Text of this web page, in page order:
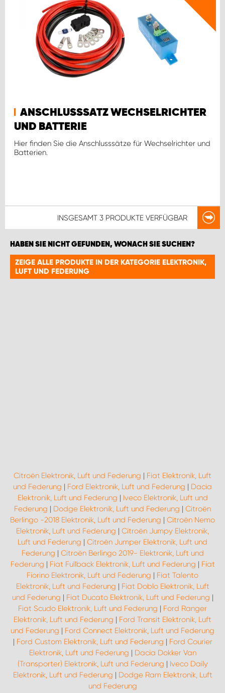
ANSCHLUSSSATZ WECHSELRICHTER
UND BATTERIE
Hier finden Sie die Anschlusssätze für Wechselrichter und
Batterien.
INSGESAMT 3 PRODUKTE VERFÜGBAR
HABEN SIE NICHT GEFUNDEN, WONACH SIE SUCHEN?
ZEIGE ALLE PRODUKTE IN DER KATEGORIE ELEKTRONIK,
LUFT UND FEDERUNG
Citroën Elektronik, Luft und Federung | Fiat Elektronik, Luft
und Federung | Ford Elektronik, Luft und Federung | Dacia
Elektronik, Luft und Federung | Iveco Elektronik, Luft und
Federung | Dodge Elektronik, Luft und Federung | Citroën
Berlingo -2018 Elektronik, Luft und Federung | Citroën Nemo
Elektronik, Luft und Federung | Citroën Jumpy Elektronik,
Luft und Federung | Citroën Jumper Elektronik, Luft und
Federung | Citroën Berlingo 2019- Elektronik, Luft und
Federung | Fiat Fullback Elektronik, Luft und Federung | Fiat
Fiorino Elektronik, Luft und Federung | Fiat Talento
Elektronik, Luft und Federung | Fiat Doblo Elektronik, Luft
und Federung | Fiat Ducato Elektronik, Luft und Federung |
Fiat Scudo Elektronik, Luft und Federung | Ford Ranger
Elektronik, Luft und Federung | Ford Transit Elektronik, Luft
und Federung | Ford Connect Elektronik, Luft und Federung
| Ford Custom Elektronik, Luft und Federung | Ford Courier
Elektronik, Luft und Federung | Dacia Dokker Van
(Transporter) Elektronik, Luft und Federung | Iveco Daily
Elektronik, Luft und Federung | Dodge Ram Elektronik, Luft
und Federung